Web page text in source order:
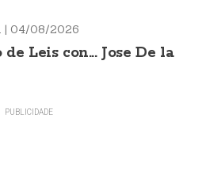
| 04/08/2026
Leis con... Jose De la